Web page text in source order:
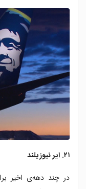
۲۱. ایر نیوزیلند